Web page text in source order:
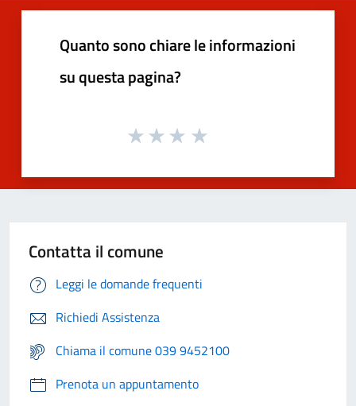
Quanto sono chiare le informazioni
su questa pagina?
Contatta il comune
Leggi le domande frequenti
Richiedi Assistenza
Chiama il comune 039 9452100
Prenota un appuntamento